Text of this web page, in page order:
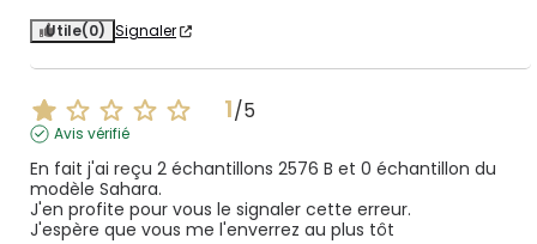
Utile(0) Signaler
1/5
Avis vérifié
En fait j'ai reçu 2 échantillons 2576 B et 0 échantillon du
modèle Sahara.
J'en profite pour vous le signaler cette erreur.
J'espère que vous me l'enverrez au plus tôt